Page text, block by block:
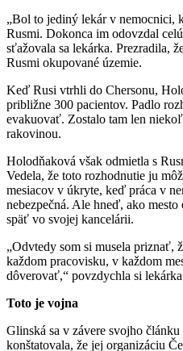
„Bol to jediný lekár v nemocnici,
Rusmi. Dokonca im odovzdal
sťažovala sa lekárka. Prezradila,
Rusmi okupované územie.
Keď Rusi vtrhli do Chersonu,
približne 300 pacientov. Padlo
evakuovať. Zostalo tam len
rakovinou.
Holodňaková však odmietla s
Vedela, že toto rozhodnutie ju
mesiacov v úkryte, keď práca v
nebezpečná. Ale hneď, ako
späť vo svojej kancelárii.
„Odvtedy som si musela priznať,
každom pracovisku, v každom
dôverovať,“ povzdychla si
Toto je vojna
Glinská sa v závere svojho
konštatovala, že jej organizáciu